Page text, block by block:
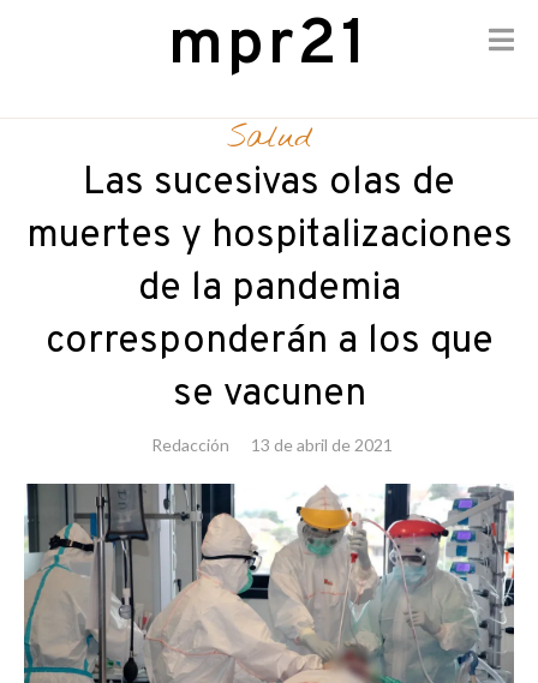
mpr21
Salud
Las sucesivas olas de
muertes y hospitalizaciones
de la pandemia
corresponderán a los que
se vacunen
Redacción 13 de abril de 2021